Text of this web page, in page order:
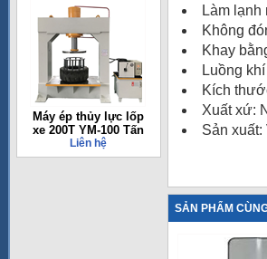
Máy ép thủy lực lốp
xe 200T YM-100 Tấn
Liên hệ
Làm lạnh
Không
Khay
Luồng
Kích
Xuất xứ:
Sản xuất:
SẢN PHẨM